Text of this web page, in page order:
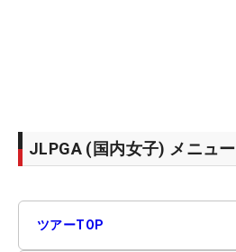
JLPGA (国内女子) メニュー
ツアーTOP